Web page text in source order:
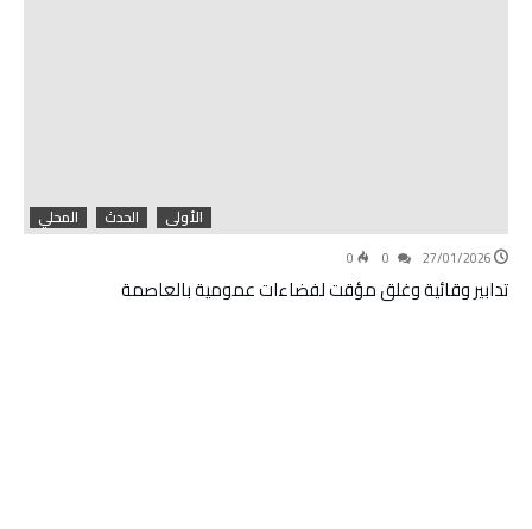
الأولى الحدث المحلي
27/01/2026
0
تدابير وقائية وغلق مؤقت لفضاءات عمومية بالعاصمة